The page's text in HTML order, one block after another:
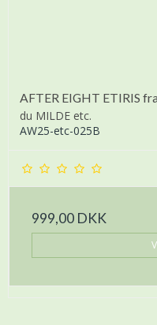
AFTER EIGHT ETIRIS
du MILDE etc.
AW25-etc-025B
999,00 DKK